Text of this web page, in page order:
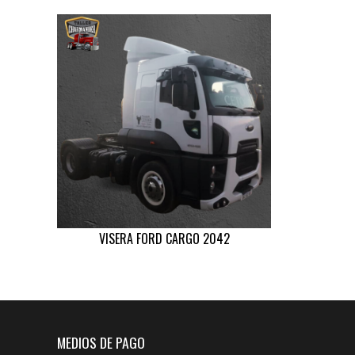
VISERA FORD CARGO 2042
MEDIOS DE PAGO